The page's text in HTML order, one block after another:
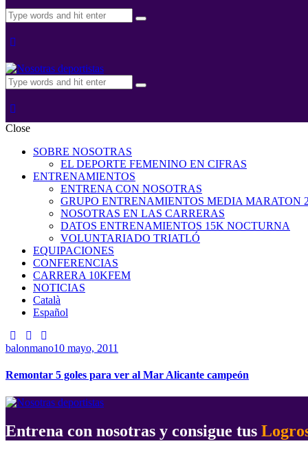
Close
SOBRE NOSOTRAS
EL DEPORTE FEMENINO EN CIFRAS
ENTRENAMIENTOS
ENTRENA CON NOSOTRAS
GRUPO ENTRENAMIENTOS MEDIA MARATON
NOSOTRAS EN LAS CARRERAS
DATOS ENTRENAMIENTOS 15K NOCTURNA
VOLUNTARIADO TRIATLÓ
EQUIPACIONES
CONFERENCIAS
CARRERA 10KFEM
NOTICIAS
Català
Español
balonmano10 mayo, 2011
Remontar 5 goles para ver al Mar Alicante campeón
Entrena con nosotras y consigue tus